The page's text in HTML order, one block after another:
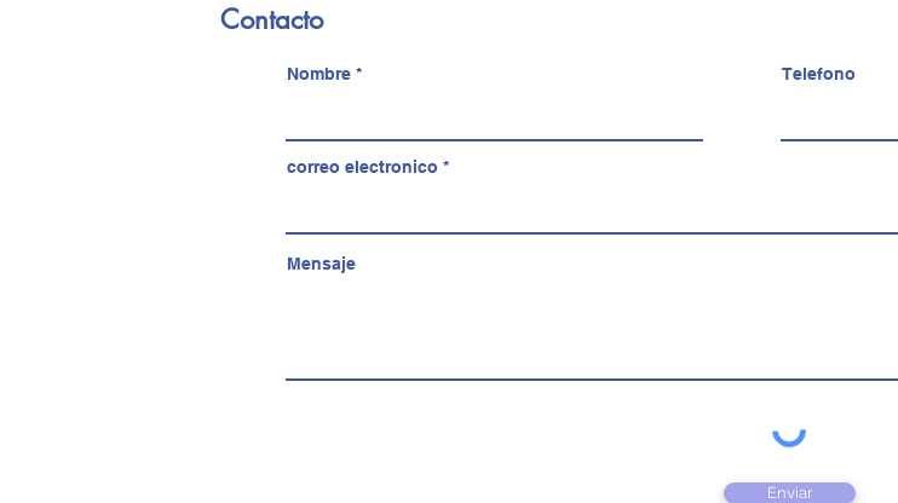
Contacto
Nombre Telefono
correo electronico
Mensaje
Enviar